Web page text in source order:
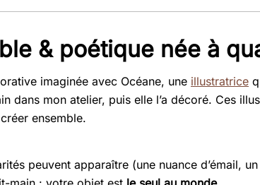
& poétique née à
imaginée avec Océane, une illustratrice
dans mon atelier, puis elle l’a décoré. Ces
ensemble.
peuvent apparaître (une nuance d’émail,